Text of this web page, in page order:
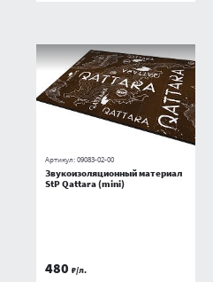
Артикул:09083-02-00
Звукоизоляционный материал
StP Qattara (mini)
480 ₽/л.